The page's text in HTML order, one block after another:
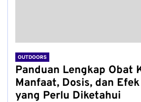
OUTDOORS
Panduan Lengkap Obat
Manfaat, Dosis, dan
yang Perlu Diketahui